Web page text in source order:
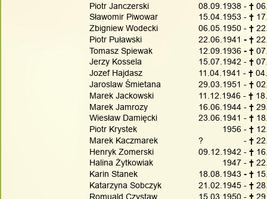
Piotr Janczerski
Sławomir Piwowar
Zbigniew Wodecki
Piotr Puławski
Tomasz Spiewak
Jerzy Kossela
Jozef Hajdasz
Jaroslaw Śmietana
Marek Jackowski
Marek Jamrozy
Wiesław Damięcki
Piotr Krystek
Marek Kaczmarek
Henryk Zomerski
Halina Żytkowiak
Karin Stanek
Katarzyna Sobczyk
Romuald Czystaw
08.09.1938 - †
15.04.1953 - †
06.05.1950 - †
22.06.1941 - †
12.09.1936 - †
15.07.1942 - †
11.04.1941 - †
29.03.1951 - †
11.12.1946 - †
16.06.1944 - †
23.06.1941 - †
          1956 -
†
?                 - †
09.12.1942 - †
          1947 -
†
18.08.1943 - †
21.02.1945 - †
15.03.1950 - †